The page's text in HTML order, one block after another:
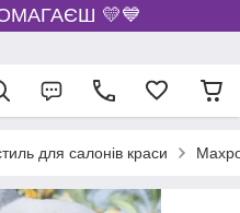
💛💙
для салонів краси